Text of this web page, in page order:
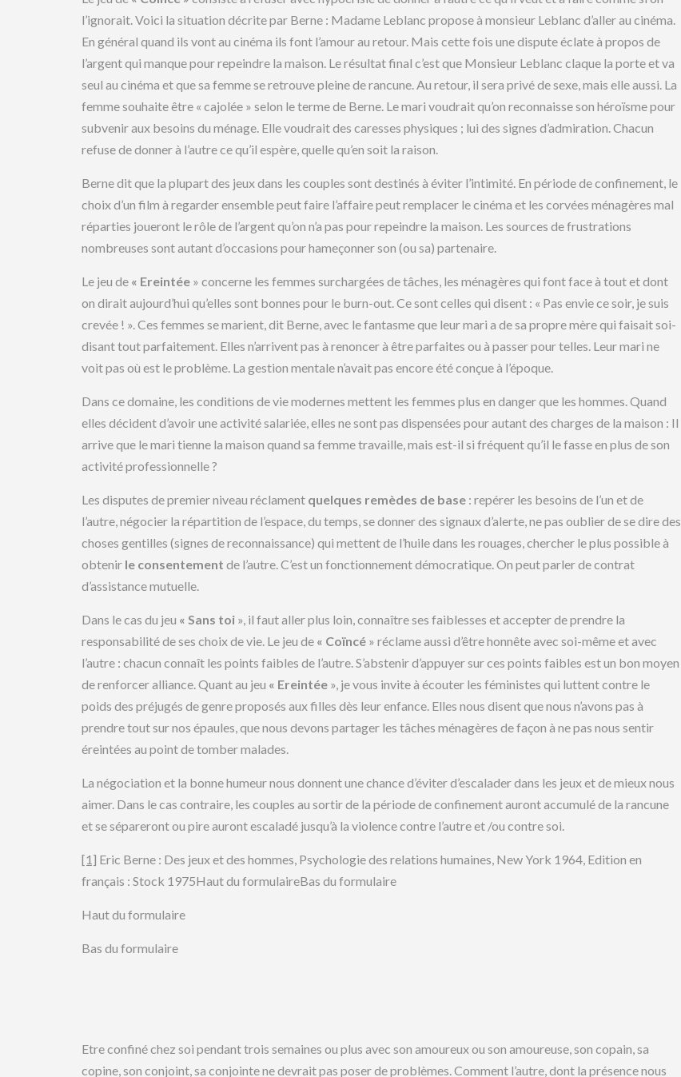
l’ignorait. Voici la situation décrite par Berne : Madame Leblanc propose à monsieur Leblanc d’aller au cinéma.
En général quand ils vont au cinéma ils font l’amour au retour. Mais cette fois une dispute éclate à propos de
l’argent qui manque pour repeindre la maison. Le résultat final c’est que Monsieur Leblanc claque la porte et va
seul au cinéma et que sa femme se retrouve pleine de rancune. Au retour, il sera privé de sexe, mais elle aussi. La
femme souhaite être « cajolée » selon le terme de Berne. Le mari voudrait qu’on reconnaisse son héroïsme pour
subvenir aux besoins du ménage. Elle voudrait des caresses physiques ; lui des signes d’admiration. Chacun
refuse de donner à l’autre ce qu’il espère, quelle qu’en soit la raison.
Berne dit que la plupart des jeux dans les couples sont destinés à éviter l’intimité. En période de confinement, le
choix d’un film à regarder ensemble peut faire l’affaire peut remplacer le cinéma et les corvées ménagères mal
réparties joueront le rôle de l’argent qu’on n’a pas pour repeindre la maison. Les sources de frustrations
nombreuses sont autant d’occasions pour hameçonner son (ou sa) partenaire.
Le jeu de « Ereintée » concerne les femmes surchargées de tâches, les ménagères qui font face à tout et dont
on dirait aujourd’hui qu’elles sont bonnes pour le burn-out. Ce sont celles qui disent : « Pas envie ce soir, je suis
crevée ! ». Ces femmes se marient, dit Berne, avec le fantasme que leur mari a de sa propre mère qui faisait soi-
disant tout parfaitement. Elles n’arrivent pas à renoncer à être parfaites ou à passer pour telles. Leur mari ne
voit pas où est le problème. La gestion mentale n’avait pas encore été conçue à l’époque.
Dans ce domaine, les conditions de vie modernes mettent les femmes plus en danger que les hommes. Quand
elles décident d’avoir une activité salariée, elles ne sont pas dispensées pour autant des charges de la maison : Il
arrive que le mari tienne la maison quand sa femme travaille, mais est-il si fréquent qu’il le fasse en plus de son
activité professionnelle ?
Les disputes de premier niveau réclament quelques remèdes de base : repérer les besoins de l’un et de
l’autre, négocier la répartition de l’espace, du temps, se donner des signaux d’alerte, ne pas oublier de se dire des
choses gentilles (signes de reconnaissance) qui mettent de l’huile dans les rouages, chercher le plus possible à
obtenir le consentement de l’autre. C’est un fonctionnement démocratique. On peut parler de contrat
d’assistance mutuelle.
Dans le cas du jeu « Sans toi », il faut aller plus loin, connaître ses faiblesses et accepter de prendre la
responsabilité de ses choix de vie. Le jeu de « Coïncé » réclame aussi d’être honnête avec soi-même et avec
l’autre : chacun connaît les points faibles de l’autre. S’abstenir d’appuyer sur ces points faibles est un bon moyen
de renforcer alliance. Quant au jeu « Ereintée », je vous invite à écouter les féministes qui luttent contre le
poids des préjugés de genre proposés aux filles dès leur enfance. Elles nous disent que nous n’avons pas à
prendre tout sur nos épaules, que nous devons partager les tâches ménagères de façon à ne pas nous sentir
éreintées au point de tomber malades.
La négociation et la bonne humeur nous donnent une chance d’éviter d’escalader dans les jeux et de mieux nous
aimer. Dans le cas contraire, les couples au sortir de la période de confinement auront accumulé de la rancune
et se sépareront ou pire auront escaladé jusqu’à la violence contre l’autre et /ou contre soi.
[1] Eric Berne : Des jeux et des hommes, Psychologie des relations humaines, New York 1964, Edition en
français : Stock 1975Haut du formulaireBas du formulaire
Haut du formulaire
Bas du formulaire
Etre confiné chez soi pendant trois semaines ou plus avec son amoureux ou son amoureuse, son copain, sa
copine, son conjoint, sa conjointe ne devrait pas poser de problèmes. Comment l’autre, dont la présence nous